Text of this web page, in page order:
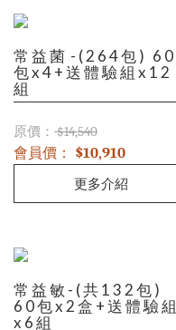
常益菌-(264包) 60
包x4+送體驗組x12
組
原價： $14,540
會員價： $10,910
更多介紹
常益敏-(共132包)
60包x2盒+送體驗組
x6組